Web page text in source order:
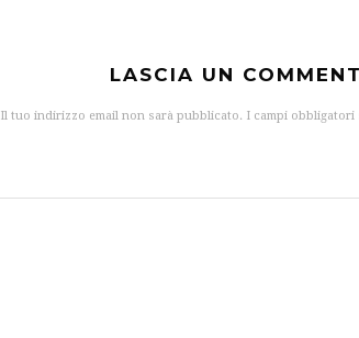
LASCIA UN
Il tuo indirizzo email non sarà pubblicato. I campi